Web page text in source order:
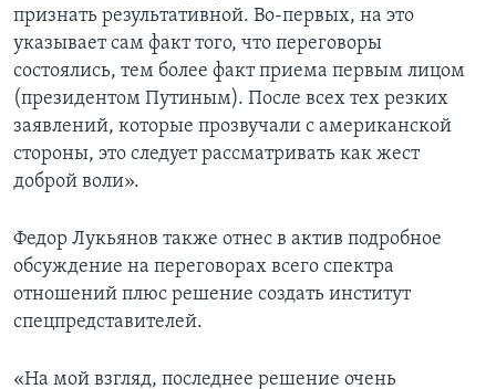
признать результативной. Во-первых, на это
указывает сам факт того, что переговоры
состоялись, тем более факт приема первым лицом
(президентом Путиным). После всех тех резких
заявлений, которые прозвучали с американской
стороны, это следует рассматривать как жест
доброй воли».
Федор Лукьянов также отнес в актив подробное
обсуждение на переговорах всего спектра
отношений плюс решение создать институт
спецпредставителей.
«На мой взгляд, последнее решение очень